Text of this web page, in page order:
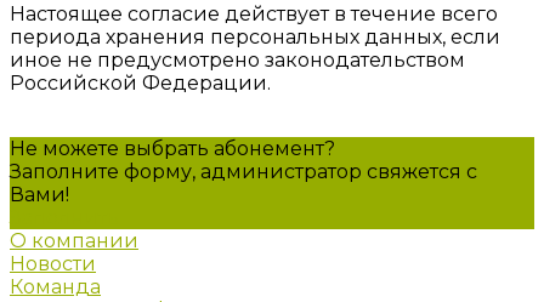
Настоящее согласие действует в течение всего
периода хранения персональных данных, если
иное не предусмотрено законодательством
Российской Федерации.
Не можете выбрать абонемент?
Заполните форму, администратор свяжется с
Вами!
О компании
Новости
Команда